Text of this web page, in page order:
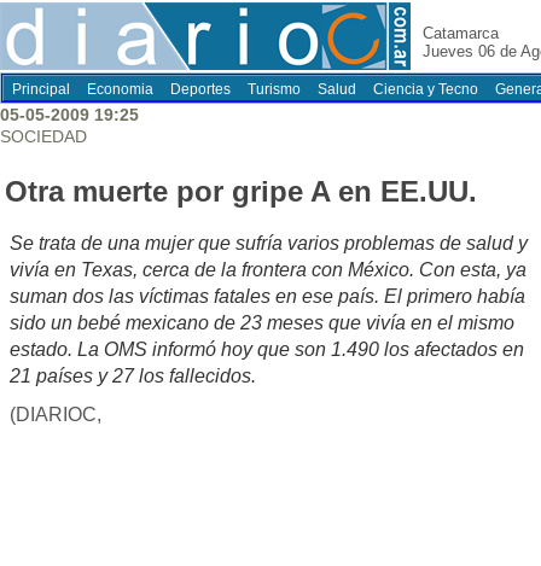
Catamarca
Jueves 06 de
Principal Economia Deportes Turismo Salud Ciencia y Tecno
05-05-2009 19:25
SOCIEDAD
Otra muerte por gripe A en EE.UU.
Se trata de una mujer que sufría varios problemas de salud y
vivía en Texas, cerca de la frontera con México. Con esta, ya
suman dos las víctimas fatales en ese país. El primero había
sido un bebé mexicano de 23 meses que vivía en el mismo
estado. La OMS informó hoy que son 1.490 los afectados en
21 países y 27 los fallecidos.
(DIARIOC,